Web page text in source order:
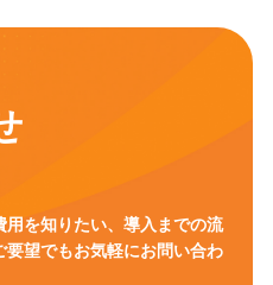
を知りたい、導入までの流
要望でもお気軽にお問い合わ